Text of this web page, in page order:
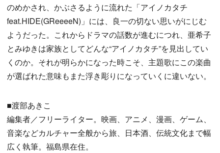
のめかされ、かぶさるように流れた「アイノカタチ
feat.HIDE(GReeeeN)」には、良一の切ない思いがにじむ
ようだった。これからドラマの話数が進むにつれ、亜希子
とみゆきは家族としてどんな“アイノカタチ”を見出してい
くのか。それが明らかになった時こそ、主題歌にこの楽曲
が選ばれた意味もまた浮き彫りになっていくに違いない。
■渡部あきこ
編集者／フリーライター。映画、アニメ、漫画、ゲーム、
音楽などカルチャー全般から旅、日本酒、伝統文化まで幅
広く執筆。福島県在住。